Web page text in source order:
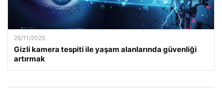
26/11/2025
Gizli kamera tespiti ile yaşam alanlarında güvenliği
artırmak